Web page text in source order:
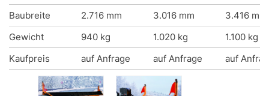
Baubreite 2.716 mm 3.016 mm
3.416 mm
Gewicht
940 kg 1.020 kg
1.100 kg
Kaufpreis
auf Anfrage auf Anfrage auf